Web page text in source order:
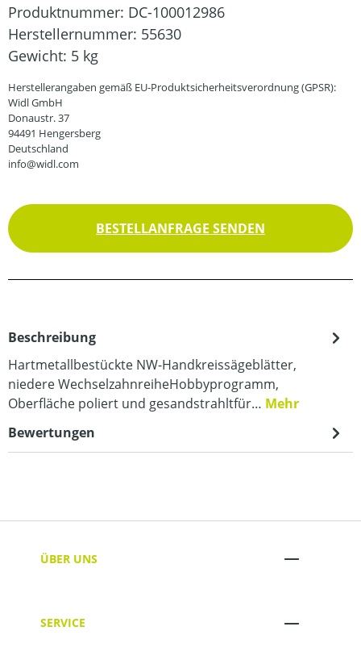
Produktnummer: DC-100012986
Herstellernummer: 55630
Gewicht: 5 kg
Herstellerangaben gemäß EU-Produktsicherheitsverordnung (GPSR):
Widl GmbH
Donaustr. 37
94491 Hengersberg
Deutschland
info@widl.com
BESTELLANFRAGE SENDEN
Beschreibung
Hartmetallbestückte NW-Handkreissägeblätter,
niedere WechselzahnreiheHobbyprogramm,
Oberfläche poliert und gesandstrahltfür… Mehr
Bewertungen
ÜBER UNS
SERVICE